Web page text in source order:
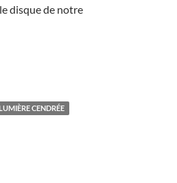
disque de notre
cendrée du 23 mars
CENDRÉE